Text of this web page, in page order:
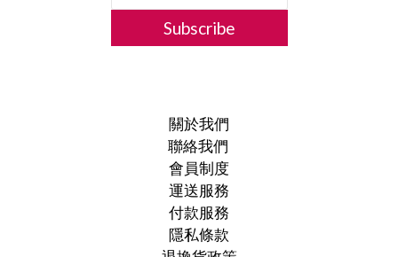
Subscribe
關於我們
聯絡我們
會員制度
運送服務
付款服務
隱私條款